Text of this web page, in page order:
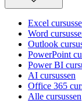
Excel
Word
Outlook
PowerPoint
Power BI
AI cursussen
Office 365
Alle cursussen